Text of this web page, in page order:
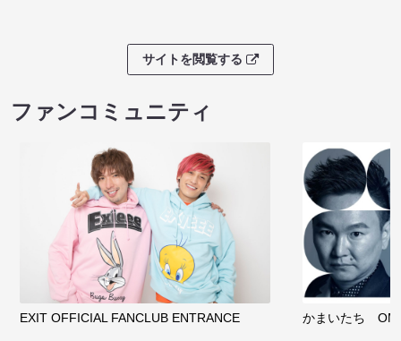
サイトを閲覧する
ファンコミュニティ
EXIT OFFICIAL FANCLUB ENTRANCE かまいたち